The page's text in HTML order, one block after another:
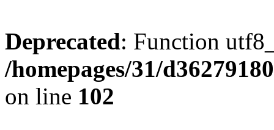
Deprecated: Function
/homepages/31/
on line 102